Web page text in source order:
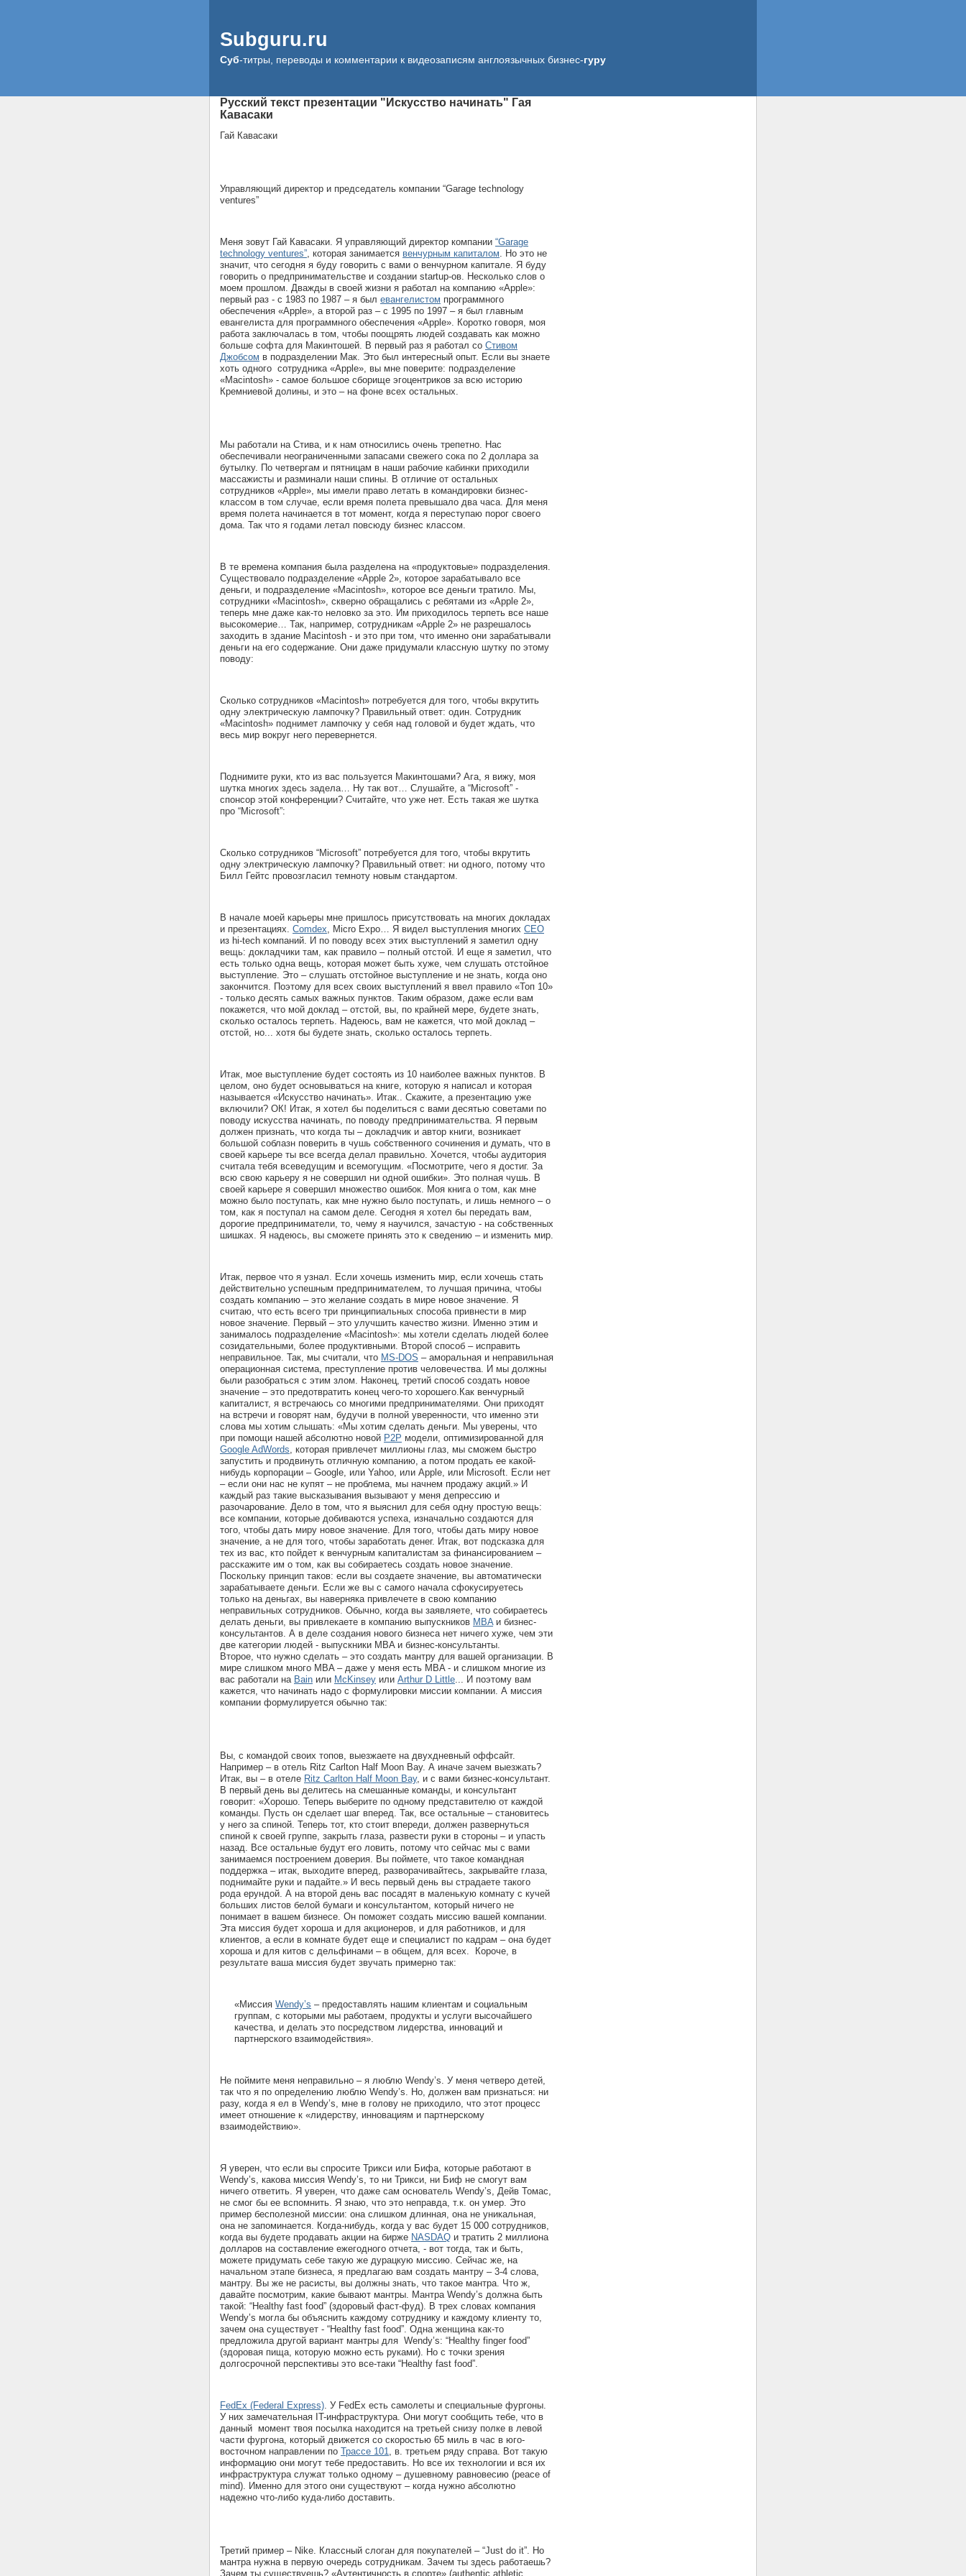
Subguru.ru
Суб-титры, переводы и комментарии к видеозаписям англоязычных бизнес-гуру
Русский текст презентации "Искусство начинать" Гая
Кавасаки
Гай Кавасаки
Управляющий директор и председатель компании “Garage technology
ventures”
Меня зовут Гай Кавасаки. Я управляющий директор компании “Garage
technology ventures” , которая занимается венчурным капиталом . Но это не
значит, что сегодня я буду говорить с вами о венчурном капитале. Я буду
говорить о предпринимательстве и создании startup-ов. Несколько слов о
моем прошлом. Дважды в своей жизни я работал на компанию «Apple»:
первый раз - с 1983 по 1987 – я был евангелистом программного
обеспечения «Apple», а второй раз – с 1995 по 1997 – я был главным
евангелиста для программного обеспечения «Apple». Коротко говоря, моя
работа заключалась в том, чтобы поощрять людей создавать как можно
больше софта для Макинтошей. В первый раз я работал со Стивом
Джобсом в подразделении Мак. Это был интересный опыт. Если вы знаете
хоть одного сотрудника «Apple», вы мне поверите: подразделение
«Macintosh» - самое большое сборище эгоцентриков за всю историю
Кремниевой долины, и это – на фоне всех остальных.
Мы работали на Стива, и к нам относились очень трепетно. Нас
обеспечивали неограниченными запасами свежего сока по 2 доллара за
бутылку. По четвергам и пятницам в наши рабочие кабинки приходили
массажисты и разминали наши спины. В отличие от остальных
сотрудников «Apple», мы имели право летать в командировки бизнес-
классом в том случае, если время полета превышало два часа. Для меня
время полета начинается в тот момент, когда я переступаю порог своего
дома. Так что я годами летал повсюду бизнес классом.
В те времена компания была разделена на «продуктовые» подразделения.
Существовало подразделение «Apple 2», которое зарабатывало все
деньги, и подразделение «Macintosh», которое все деньги тратило. Мы,
сотрудники «Macintosh», скверно обращались с ребятами из «Apple 2»,
теперь мне даже как-то неловко за это. Им приходилось терпеть все наше
высокомерие… Так, например, сотрудникам «Apple 2» не разрешалось
заходить в здание Macintosh - и это при том, что именно они зарабатывали
деньги на его содержание. Они даже придумали классную шутку по этому
поводу:
Сколько сотрудников «Macintosh» потребуется для того, чтобы вкрутить
одну электрическую лампочку? Правильный ответ: один. Сотрудник
«Macintosh» поднимет лампочку у себя над головой и будет ждать, что
весь мир вокруг него перевернется.
Поднимите руки, кто из вас пользуется Макинтошами? Ага, я вижу, моя
шутка многих здесь задела… Ну так вот… Слушайте, а “Microsoft” -
спонсор этой конференции? Считайте, что уже нет. Есть такая же шутка
про “Microsoft”:
Сколько сотрудников “Microsoft” потребуется для того, чтобы вкрутить
одну электрическую лампочку? Правильный ответ: ни одного, потому что
Билл Гейтс провозгласил темноту новым стандартом.
В начале моей карьеры мне пришлось присутствовать на многих докладах
и презентациях. Comdex , Micro Expo… Я видел выступления многих CEO
из hi-tech компаний. И по поводу всех этих выступлений я заметил одну
вещь: докладчики там, как правило – полный отстой. И еще я заметил, что
есть только одна вещь, которая может быть хуже, чем слушать отстойное
выступление. Это – слушать отстойное выступление и не знать, когда оно
закончится. Поэтому для всех своих выступлений я ввел правило «Топ 10»
- только десять самых важных пунктов. Таким образом, даже если вам
покажется, что мой доклад – отстой, вы, по крайней мере, будете знать,
сколько осталось терпеть. Надеюсь, вам не кажется, что мой доклад –
отстой, но... хотя бы будете знать, сколько осталось терпеть.
Итак, мое выступление будет состоять из 10 наиболее важных пунктов. В
целом, оно будет основываться на книге, которую я написал и которая
называется «Искусство начинать». Итак.. Скажите, а презентацию уже
включили? ОК! Итак, я хотел бы поделиться с вами десятью советами по
поводу искусства начинать, по поводу предпринимательства. Я первым
должен признать, что когда ты – докладчик и автор книги, возникает
большой соблазн поверить в чушь собственного сочинения и думать, что в
своей карьере ты все всегда делал правильно. Хочется, чтобы аудитория
считала тебя всеведущим и всемогущим. «Посмотрите, чего я достиг. За
всю свою карьеру я не совершил ни одной ошибки». Это полная чушь. В
своей карьере я совершил множество ошибок. Моя книга о том, как мне
можно было поступать, как мне нужно было поступать, и лишь немного – о
том, как я поступал на самом деле. Сегодня я хотел бы передать вам,
дорогие предприниматели, то, чему я научился, зачастую - на собственных
шишках. Я надеюсь, вы сможете принять это к сведению – и изменить мир.
Итак, первое что я узнал. Если хочешь изменить мир, если хочешь стать
действительно успешным предпринимателем, то лучшая причина, чтобы
создать компанию – это желание создать в мире новое значение. Я
считаю, что есть всего три принципиальных способа привнести в мир
новое значение. Первый – это улучшить качество жизни. Именно этим и
занималось подразделение «Macintosh»: мы хотели сделать людей более
созидательными, более продуктивными. Второй способ – исправить
неправильное. Так, мы считали, что MS-DOS – аморальная и неправильная
операционная система, преступление против человечества. И мы должны
были разобраться с этим злом. Наконец, третий способ создать новое
значение – это предотвратить конец чего-то хорошего.Как венчурный
капиталист, я встречаюсь со многими предпринимателями. Они приходят
на встречи и говорят нам, будучи в полной уверенности, что именно эти
слова мы хотим слышать: «Мы хотим сделать деньги. Мы уверены, что
при помощи нашей абсолютно новой P2P модели, оптимизированной для
Google AdWords , которая привлечет миллионы глаз, мы сможем быстро
запустить и продвинуть отличную компанию, а потом продать ее какой-
нибудь корпорации – Google, или Yahoo, или Apple, или Microsoft. Если нет
– если они нас не купят – не проблема, мы начнем продажу акций.» И
каждый раз такие высказывания вызывают у меня депрессию и
разочарование. Дело в том, что я выяснил для себя одну простую вещь:
все компании, которые добиваются успеха, изначально создаются для
того, чтобы дать миру новое значение. Для того, чтобы дать миру новое
значение, а не для того, чтобы заработать денег. Итак, вот подсказка для
тех из вас, кто пойдет к венчурным капиталистам за финансированием –
расскажите им о том, как вы собираетесь создать новое значение.
Поскольку принцип таков: если вы создаете значение, вы автоматически
зарабатываете деньги. Если же вы с самого начала сфокусируетесь
только на деньгах, вы наверняка привлечете в свою компанию
неправильных сотрудников. Обычно, когда вы заявляете, что собираетесь
делать деньги, вы привлекаете в компанию выпускников MBA и бизнес-
консультантов. А в деле создания нового бизнеса нет ничего хуже, чем эти
две категории людей - выпускники MBA и бизнес-консультанты.
Второе, что нужно сделать – это создать мантру для вашей организации. В
мире слишком много MBA – даже у меня есть MBA - и слишком многие из
вас работали на Bain или McKinsey или Arthur D Little ... И поэтому вам
кажется, что начинать надо с формулировки миссии компании. А миссия
компании формулируется обычно так:
Вы, с командой своих топов, выезжаете на двухдневный оффсайт.
Например – в отель Ritz Carlton Half Moon Bay. А иначе зачем выезжать?
Итак, вы – в отеле Ritz Carlton Half Moon Bay, и с вами бизнес-консультант.
В первый день вы делитесь на смешанные команды, и консультант
говорит: «Хорошо. Теперь выберите по одному представителю от каждой
команды. Пусть он сделает шаг вперед. Так, все остальные – становитесь
у него за спиной. Теперь тот, кто стоит впереди, должен развернуться
спиной к своей группе, закрыть глаза, развести руки в стороны – и упасть
назад. Все остальные будут его ловить, потому что сейчас мы с вами
занимаемся построением доверия. Вы поймете, что такое командная
поддержка – итак, выходите вперед, разворачивайтесь, закрывайте глаза,
поднимайте руки и падайте.» И весь первый день вы страдаете такого
рода ерундой. А на второй день вас посадят в маленькую комнату с кучей
больших листов белой бумаги и консультантом, который ничего не
понимает в вашем бизнесе. Он поможет создать миссию вашей компании.
Эта миссия будет хороша и для акционеров, и для работников, и для
клиентов, а если в комнате будет еще и специалист по кадрам – она будет
хороша и для китов с дельфинами – в общем, для всех. Короче, в
результате ваша миссия будет звучать примерно так:
«Миссия Wendy’s – предоставлять нашим клиентам и социальным
группам, с которыми мы работаем, продукты и услуги высочайшего
качества, и делать это посредством лидерства, инноваций и
партнерского взаимодействия».
Не поймите меня неправильно – я люблю Wendy’s. У меня четверо детей,
так что я по определению люблю Wendy’s. Но, должен вам признаться: ни
разу, когда я ел в Wendy’s, мне в голову не приходило, что этот процесс
имеет отношение к «лидерству, инновациям и партнерскому
взаимодействию».
Я уверен, что если вы спросите Трикси или Бифа, которые работают в
Wendy’s, какова миссия Wendy’s, то ни Трикси, ни Биф не смогут вам
ничего ответить. Я уверен, что даже сам основатель Wendy’s, Дейв Томас,
не смог бы ее вспомнить. Я знаю, что это неправда, т.к. он умер. Это
пример бесполезной миссии: она слишком длинная, она не уникальная,
она не запоминается. Когда-нибудь, когда у вас будет 15 000 сотрудников,
когда вы будете продавать акции на бирже NASDAQ и тратить 2 миллиона
долларов на составление ежегодного отчета, - вот тогда, так и быть,
можете придумать себе такую же дурацкую миссию. Сейчас же, на
начальном этапе бизнеса, я предлагаю вам создать мантру – 3-4 слова,
мантру. Вы же не расисты, вы должны знать, что такое мантра. Что ж,
давайте посмотрим, какие бывают мантры. Мантра Wendy’s должна быть
такой: “Healthy fast food” (здоровый фаст-фуд). В трех словах компания
Wendy’s могла бы объяснить каждому сотруднику и каждому клиенту то,
зачем она существует - “Healthy fast food”. Одна женщина как-то
предложила другой вариант мантры для Wendy’s: “Healthy finger food”
(здоровая пища, которую можно есть руками). Но с точки зрения
долгосрочной перспективы это все-таки “Healthy fast food”.
FedEx (Federal Express) . У FedEx есть самолеты и специальные фургоны.
У них замечательная IT-инфраструктура. Они могут сообщить тебе, что в
данный момент твоя посылка находится на третьей снизу полке в левой
части фургона, который движется со скоростью 65 миль в час в юго-
восточном направлении по Трассе 101
, в. третьем ряду справа. Вот такую
информацию они могут тебе предоставить. Но все их технологии и вся их
инфраструктура служат только одному – душевному равновесию (peace of
mind). Именно для этого они существуют – когда нужно абсолютно
надежно что-либо куда-либо доставить.
Третий пример – Nike. Классный слоган для покупателей – “Just do it”. Но
мантра нужна в первую очередь сотрудникам. Зачем ты здесь работаешь?
Зачем ты существуешь? «Аутентичность в спорте» (authentic athletic